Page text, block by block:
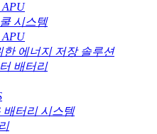
APU
시스템
APU
한 에너지 저장 솔루션
배터리
배터리 시스템